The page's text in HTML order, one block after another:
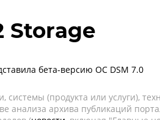
Storage
бета-версию ОС DSM 7.0
(продукта или услуги),
анализа архива публикаций